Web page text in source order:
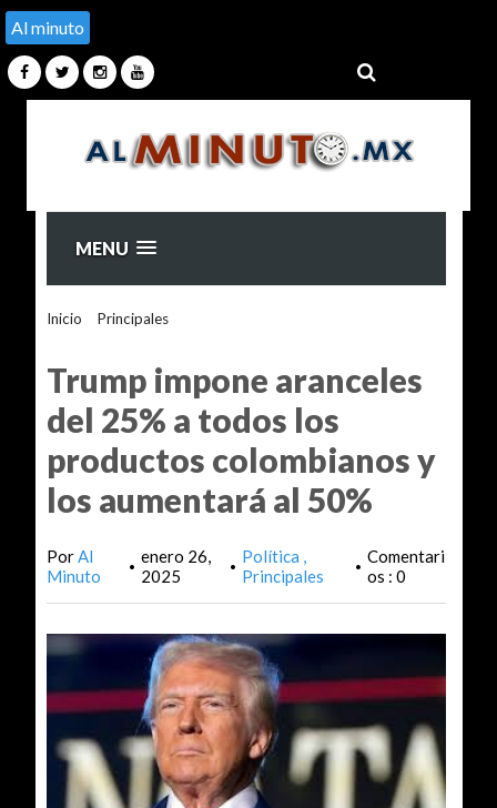
Al minuto
MENU
Inicio Principales>
Trump impone aranceles
del 25% a todos los
productos colombianos y
los aumentará al 50%
PorAl
Minuto
• enero 26,
2025
• Política
Principales
• Comentari
os : 0